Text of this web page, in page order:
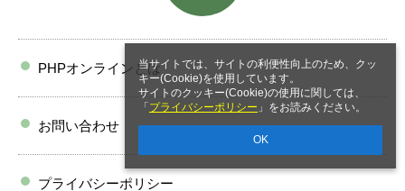
当サイトでは、サイトの利便性向上のため、クッ
キー(Cookie)を使用しています。
サイトのクッキー(Cookie)の使用に関しては、
「 プライバシーポリシー 」をお読みください。
OK
PHPオンラインとは
お問い合わせ
プライバシーポリシー